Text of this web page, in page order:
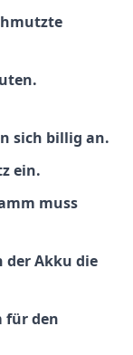
sich billig an.
ein.
muss
der Akku die
für den